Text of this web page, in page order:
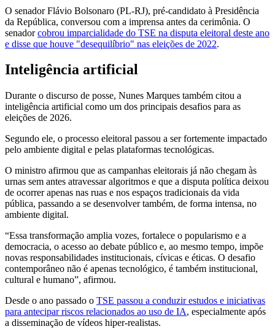
O senador Flávio Bolsonaro (PL-RJ), pré-candidato à Presidência
da República, conversou com a imprensa antes da cerimônia. O
senadorcobrou imparcialidade do TSE na disputa eleitoral deste ano
e disse que houve "desequilíbrio" nas eleições de 2022.
Inteligência artificial
Durante o discurso de posse, Nunes Marques também citou a
inteligência artificial como um dos principais desafios para as
eleições de 2026.
Segundo ele, o processo eleitoral passou a ser fortemente impactado
pelo ambiente digital e pelas plataformas tecnológicas.
O ministro afirmou que as campanhas eleitorais já não chegam às
urnas sem antes atravessar algoritmos e que a disputa política deixou
de ocorrer apenas nas ruas e nos espaços tradicionais da vida
pública, passando a se desenvolver também, de forma intensa, no
ambiente digital.
“Essa transformação amplia vozes, fortalece o popularismo e a
democracia, o acesso ao debate público e, ao mesmo tempo, impõe
novas responsabilidades institucionais, cívicas e éticas. O desafio
contemporâneo não é apenas tecnológico, é também institucional,
cultural e humano”, afirmou.
Desde o ano passado o TSE passou a conduzir estudos e iniciativas
para antecipar riscos relacionados ao uso de IA, especialmente após
a disseminação de vídeos hiper-realistas.